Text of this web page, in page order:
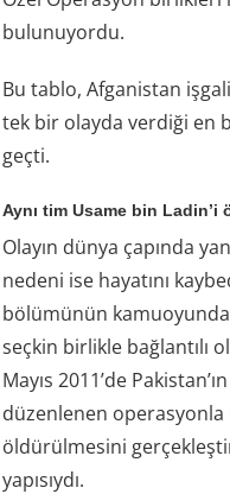
bulunuyordu.
Bu tablo, Afganistan
tek bir olayda verdiği en
geçti.
Aynı tim Usame bin Ladin’i
Olayın dünya çapında
nedeni ise hayatını
bölümünün kamuoyunda
seçkin birlikle bağlantılı
Mayıs 2011’de
düzenlenen operasyonla
öldürülmesini
yapısıydı.